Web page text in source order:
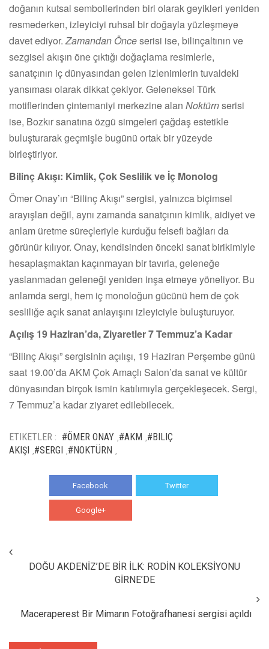
doğanın kutsal sembollerinden biri olarak geyikleri yeniden
resmederken, izleyiciyi ruhsal bir doğayla yüzleşmeye
davet ediyor.Zamandan Önceserisi ise, bilinçaltının ve
sezgisel akışın öne çıktığı doğaçlama resimlerle,
sanatçının iç dünyasından gelen izlenimlerin tuvaldeki
yansıması olarak dikkat çekiyor. Geleneksel Türk
motiflerinden çintemaniyi merkezine alan Noktürnserisi
ise, Bozkır sanatına özgü simgeleri çağdaş estetikle
buluşturarak geçmişle bugünü ortak bir yüzeyde
birleştiriyor.
Bilinç Akışı: Kimlik, Çok Seslilik ve İç Monolog
Ömer Onay’ın “Bilinç Akışı” sergisi, yalnızca biçimsel
arayışları değil, aynı zamanda sanatçının kimlik, aidiyet ve
anlam üretme süreçleriyle kurduğu felsefi bağları da
görünür kılıyor. Onay, kendisinden önceki sanat birikimiyle
hesaplaşmaktan kaçınmayan bir tavırla, geleneğe
yaslanmadan geleneği yeniden inşa etmeye yöneliyor. Bu
anlamda sergi, hem iç monoloğun gücünü hem de çok
sesliliğe açık sanat anlayışını izleyiciyle buluşturuyor.
Açılış 19 Haziran’da, Ziyaretler 7 Temmuz’a Kadar
“Bilinç Akışı” sergisinin açılışı, 19 Haziran Perşembe günü
saat 19.00’da AKM Çok Amaçlı Salon’da sanat ve kültür
dünyasından birçok ismin katılımıyla gerçekleşecek. Sergi,
7 Temmuz’a kadar ziyaret edilebilecek.
ETIKETLER : #ÖMER ONAY #AKM #BILIÇ
AKIŞI #SERGI #NOKTÜRN
Facebook Twitter
Google+
DOĞU AKDENİZ’DE BİR İLK: RODİN KOLEKSİYONU
GİRNE’DE
Maceraperest Bir Mimarın Fotoğrafhanesi sergisi açıldı